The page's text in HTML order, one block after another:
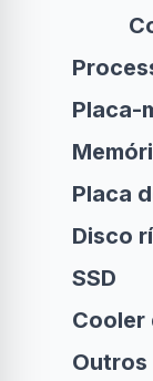
Placa-
Placa
Disco
SSD
Cooler